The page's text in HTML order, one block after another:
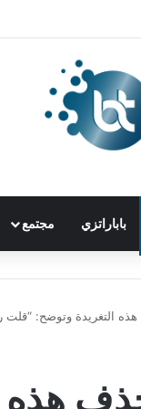
باباراتزي مجتمع
التغريدة وتوضح:
هذه